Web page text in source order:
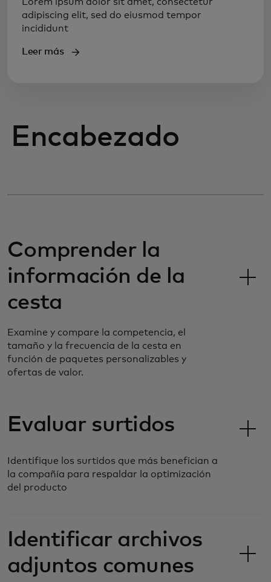
adipiscing elit, sed do eiusmod tempor
incididunt
Leer más
Encabezado
Comprender la
información de la
cesta
Examine y compare la competencia, el
tamaño y la frecuencia de la cesta en
función de paquetes personalizables y
ofertas de valor.
Evaluar surtidos
Identifique los surtidos que más benefician a
la compañía para respaldar la optimización
del producto
Identificar archivos
adjuntos comunes